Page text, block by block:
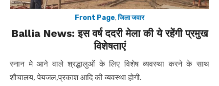
Front Page,जिला जवार
Ballia News: इस वर्ष ददरी मेला की ये रहेंगी प्रमुख
विशेषताएं
स्नान मे आने वाले श्रद्धालुओं के लिए विशेष व्यवस्था करने के साथ
शौचालय, पेयजल,प्रकाश आदि की व्यवस्था होगी.